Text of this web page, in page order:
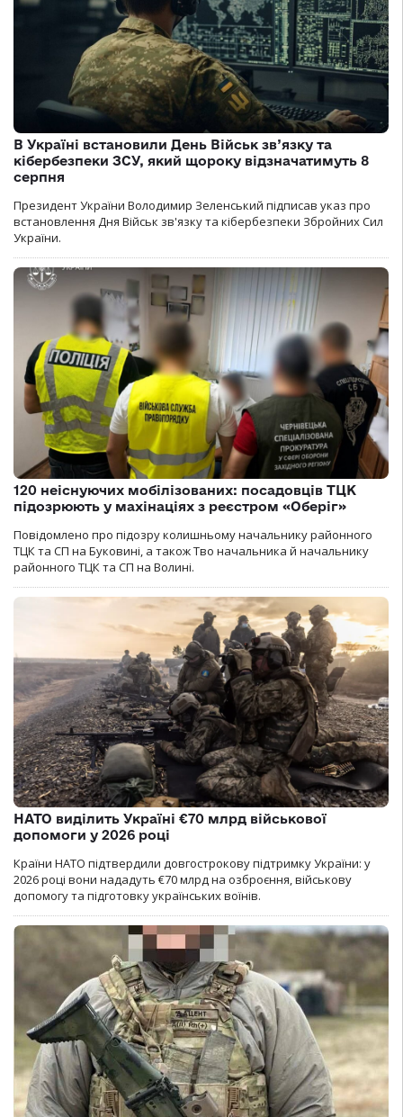
В Україні встановили День Військ зв’язку та
кібербезпеки ЗСУ, який щороку відзначатимуть 8
серпня
Президент України Володимир Зеленський підписав указ про
встановлення Дня Військ зв'язку та кібербезпеки Збройних Сил
України.
120 неіснуючих мобілізованих: посадовців ТЦК
підозрюють у махінаціях з реєстром «Оберіг»
Повідомлено про підозру колишньому начальнику районного
ТЦК та СП на Буковині, а також Тво начальника й начальнику
районного ТЦК та СП на Волині.
НАТО виділить Україні €70 млрд військової
допомоги у 2026 році
Країни НАТО підтвердили довгострокову підтримку України: у
2026 році вони нададуть €70 млрд на озброєння, військову
допомогу та підготовку українських воїнів.